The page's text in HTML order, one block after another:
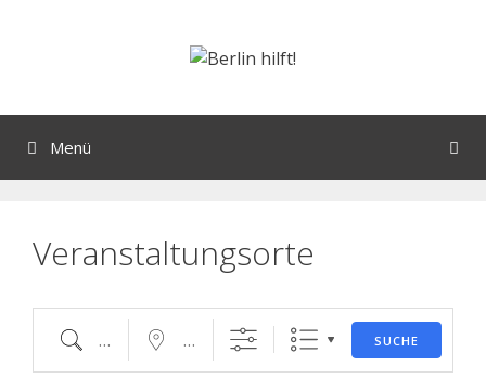
Menü
Veranstaltungsorte
SUCHE